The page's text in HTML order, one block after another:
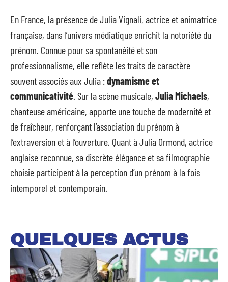
En France, la présence de Julia Vignali, actrice et animatrice
française, dans l’univers médiatique enrichit la notoriété du
prénom. Connue pour sa spontanéité et son
professionnalisme, elle reflète les traits de caractère
souvent associés aux Julia :dynamisme et
communicativité. Sur la scène musicale, Julia Michaels,
chanteuse américaine, apporte une touche de modernité et
de fraîcheur, renforçant l’association du prénom à
l’extraversion et à l’ouverture. Quant à Julia Ormond, actrice
anglaise reconnue, sa discrète élégance et sa filmographie
choisie participent à la perception d’un prénom à la fois
intemporel et contemporain.
QUELQUES ACTUS